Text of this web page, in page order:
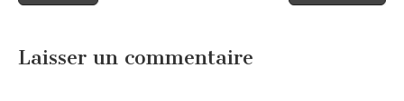
Laisser un commentaire